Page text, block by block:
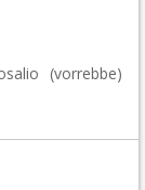
(vorrebbe)